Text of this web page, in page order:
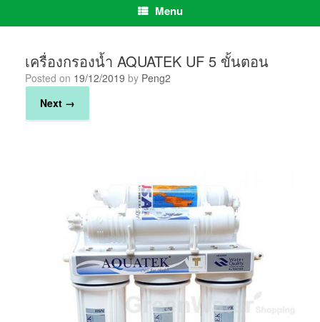
Menu
เครื่องกรองน้ำ AQUATEK UF 5 ขั้นตอน
Posted on 19/12/2019 by Peng2
Next →